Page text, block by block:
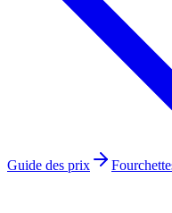
Guide des prix